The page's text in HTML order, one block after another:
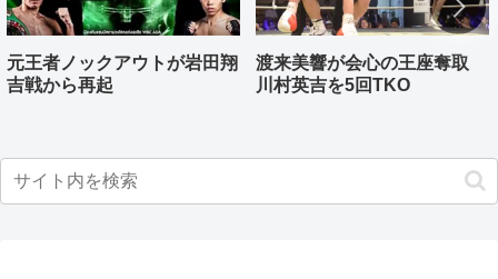
元王者ノックアウトが岩田翔
吉戦から再起
渡来美響が会心の王座奪取
川村英吉を5回TKO